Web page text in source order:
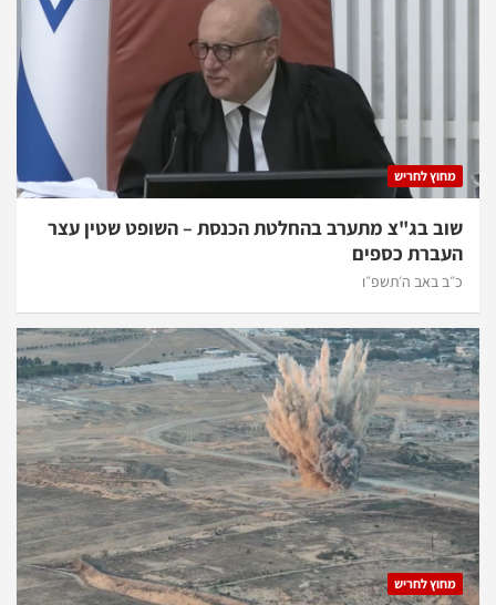
מחוץ לחריש
שוב בג"צ מתערב בהחלטת הכנסת – השופט שטין עצר
העברת כספים
כ״ב באב ה׳תשפ״ו
מחוץ לחריש